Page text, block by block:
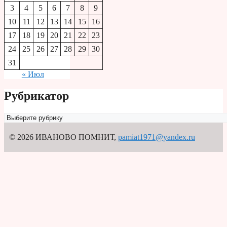
3 4 5 6 7 8
9
10
11 12 13 14 15
16
17
18 19 20 21 22
23
24
25 26 27 28 29
30
31
« Июл
Рубрикатор
Рубрикатор
© 2026 ИВАНОВО ПОМНИТ, pamiat1971@yandex.ru